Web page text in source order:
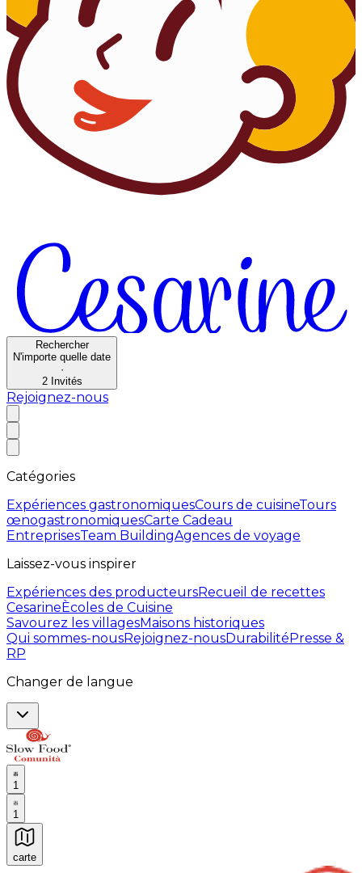
Rechercher
N'importe quelle date
·
2 Invités
Rejoignez-nous
Catégories
Expériences gastronomiquesCours de cuisineTours
œnogastronomiquesCarte Cadeau
EntreprisesTeam BuildingAgences de voyage
Laissez-vous inspirer
Expériences des producteursRecueil de recettes
CesarineÈcoles de Cuisine
Savourez les villagesMaisons historiques
Qui sommes-nousRejoignez-nousDurabilitéPresse &
RP
Changer de langue
1
1
carte